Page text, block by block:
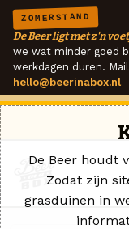
ZOMERSTAND
De Beer ligt met z'n
we wat minder goed
werkdagen duren.
hello@beerinabox.nl
De Beer houdt
Zodat zijn
grasduinen in